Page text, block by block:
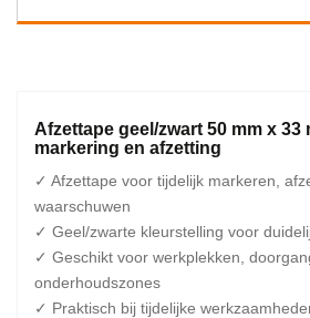
Afzettape geel/zwart 50 mm x 33
markering en afzetting
✓ Afzettape voor tijdelijk markeren,
waarschuwen
✓ Geel/zwarte kleurstelling voor
✓ Geschikt voor werkplekken,
onderhoudszones
✓ Praktisch bij tijdelijke